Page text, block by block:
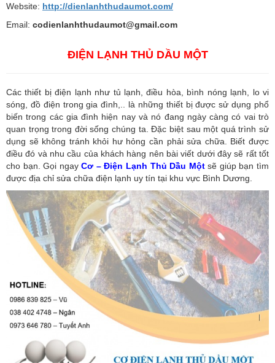
Website: http://dienlanhthudaumot.com/
Email: codienlanhthudaumot@gmail.com
ĐIỆN LẠNH THỦ DẦU MỘT
Các thiết bị điện lạnh như tủ lạnh, điều hòa, bình nóng lạnh, lo vi
sóng, đồ điện trong gia đình,.. là những thiết bị được sử dụng phổ
biến trong các gia đình hiện nay và nó đang ngày càng có vai trò
quan trọng trong đời sống chúng ta. Đặc biệt sau một quá trình sử
dụng sẽ không tránh khỏi hư hỏng cần phải sửa chữa. Biết được
điều đó và nhu cầu của khách hàng nên bài viết dưới đây sẽ rất tốt
cho bạn. Gọi ngayCơ – Điện Lạnh Thủ Dầu Một sẽ giúp bạn tìm
được địa chỉ sửa chữa điện lạnh uy tín tại khu vực Bình Dương.